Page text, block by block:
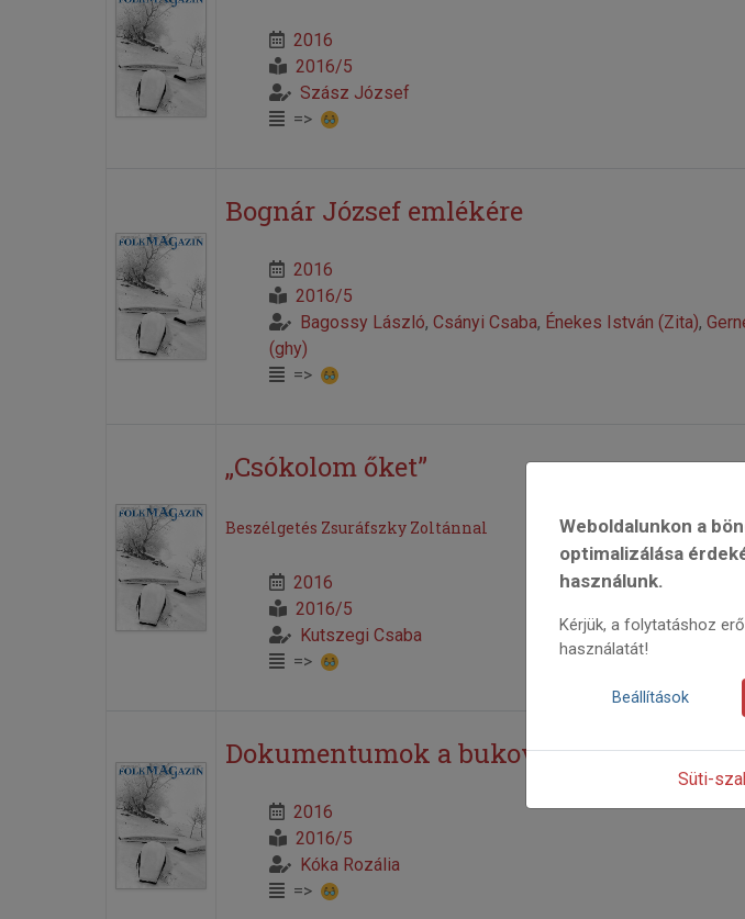
2016
2016/5
Szász József
=>
Bognár József emlékére
2016
2016/5
Bagossy László, Csányi Csaba, Énekes István (Zita),
(ghy)
=>
„Csókolom őket”
Beszélgetés Zsuráfszky Zoltánnal
2016
2016/5
Kutszegi Csaba
=>
Dokumentumok a bukovinai székelyek
2016
2016/5
Kóka Rozália
=>
Weboldalunkon a
optimalizálása
használunk.
Kérjük, a folytatáshoz
használatát!
Beállítások
Süti-